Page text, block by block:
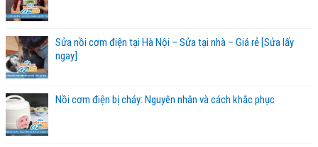
Sửa nồi cơm điện tại Hà Nội – Sửa tại nhà – Giá rẻ [Sửa lấy
ngay]
Nồi cơm điện bị cháy: Nguyên nhân và cách khắc phục